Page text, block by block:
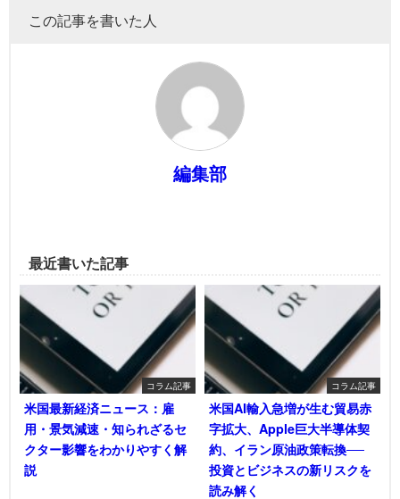
この記事を書いた人
編集部
最近書いた記事
コラム記事
米国最新経済ニュース：雇
用・景気減速・知られざるセ
クター影響をわかりやすく解
説
コラム記事
米国AI輸入急増が生む貿易赤
字拡大、Apple巨大半導体契
約、イラン原油政策転換──
投資とビジネスの新リスクを
読み解く